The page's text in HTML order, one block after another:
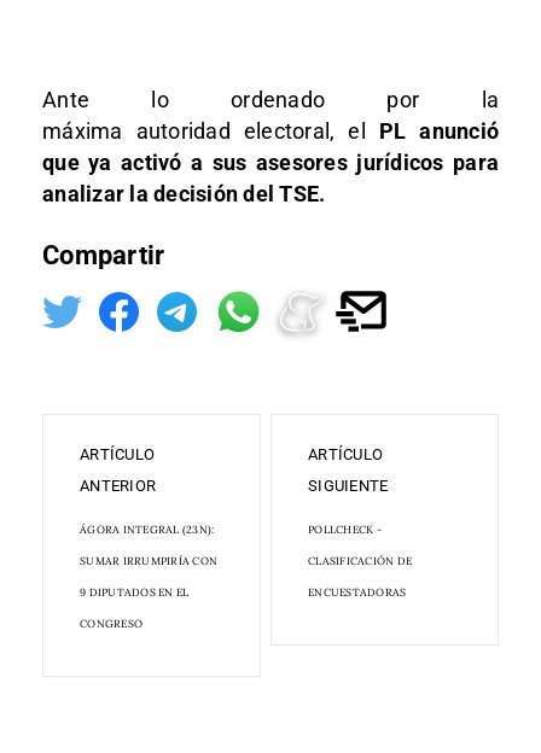
Ante lo ordenado por la
máxima autoridad electoral, el PL anunció
que ya activó a sus asesores jurídicos para
analizar la decisión del TSE.
Compartir
ARTÍCULO
ANTERIOR
ÁGORA INTEGRAL (23N):
SUMAR IRRUMPIRÍA CON
9 DIPUTADOS EN EL
CONGRESO
ARTÍCULO
SIGUIENTE
POLLCHECK -
CLASIFICACIÓN DE
ENCUESTADORAS